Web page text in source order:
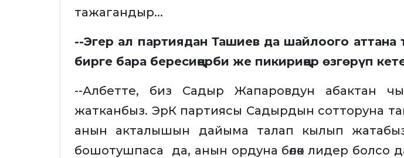
тажагандыр...
--Эгер ал партиядан Ташиев да шайлоого аттана
бирге бара бересиңерби же пикириңер өзгөрүп
--Албетте, биз Садыр Жапаровдун абактан
жатканбыз. ЭрК партиясы Садырдын сотторуна
анын акталышын дайыма талап кылып
бошотушпаса да, анын ордуна бөлөк лидер болсо